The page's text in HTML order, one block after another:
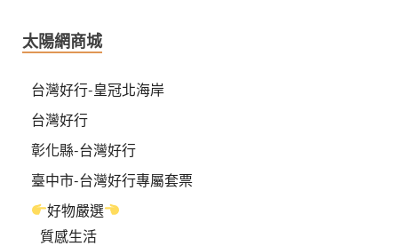
太陽網商城
台灣好行-皇冠北海岸
台灣好行
彰化縣-台灣好行
臺中市-台灣好行專屬套票
好物嚴選
質感生活